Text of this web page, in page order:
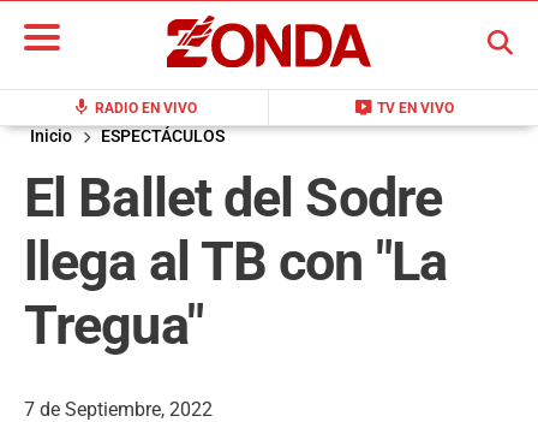
mic RADIO EN VIVO live_tv TV EN VIVO
BUSCAR
Inicio ESPECTÁCULOS
El Ballet del Sodre
llega al TB con "La
Tregua"
7 de Septiembre, 2022